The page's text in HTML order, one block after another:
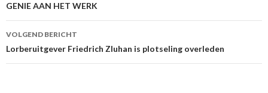
GENIE AAN HET WERK
VOLGEND BERICHT
Lorberuitgever Friedrich Zluhan is plotseling overleden